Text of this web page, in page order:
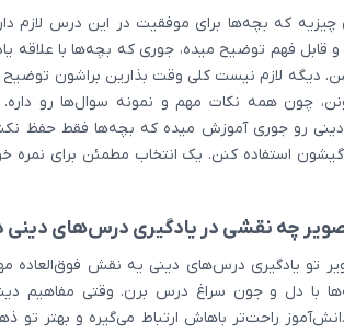
که بچه‌ها برای موفقیت در این درس لازم
قابل فهم توضیح میده، جوری که بچه‌ها با علاقه
دیگه لازم نیست کلی وقت بذارین براشون توضیح
چون همه نکات مهم و نمونه سوال‌ها رو داره.
دینی رو جوری آموزش میده که بچه‌ها فقط حفظ
استفاده کنن. یک انتخاب مطمئن برای نمره
چه نقشی در یادگیری درس‌های دینی
تو یادگیری درس‌های دینی یه نقش فوق‌العاده
با دل و جون سراغ درس برن. وقتی مفاهیم
راحت‌تر باهاش ارتباط می‌گیره و بهتر تو